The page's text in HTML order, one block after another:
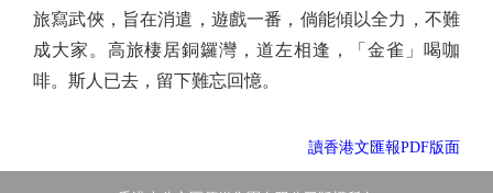
旅寫武俠，旨在消遣，遊戲一番，倘能傾以全力，不難
成大家。高旅棲居銅鑼灣，道左相逢，「金雀」喝咖
啡。斯人已去，留下難忘回憶。
讀香港文匯報PDF版面